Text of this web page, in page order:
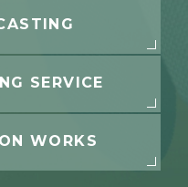
SERVICE
WORKS